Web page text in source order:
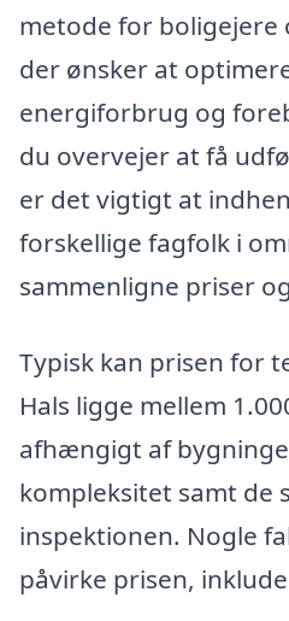
metode for boligejere
der ønsker at
energiforbrug og
du overvejer at få
er det vigtigt at
forskellige fagfolk i
sammenligne priser
Typisk kan prisen for
Hals ligge mellem
afhængigt af
kompleksitet samt de
inspektionen. Nogle
påvirke prisen,